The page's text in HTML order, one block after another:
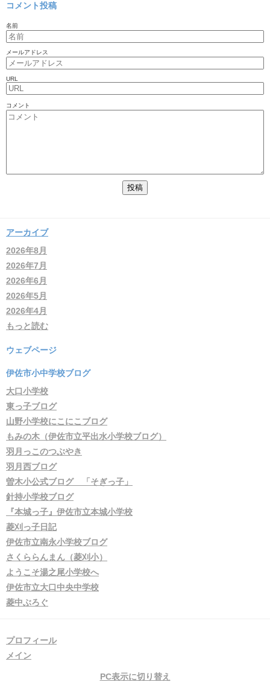
コメント投稿
名前
メールアドレス
URL
コメント
アーカイブ
2026年8月
2026年7月
2026年6月
2026年5月
2026年4月
もっと読む
ウェブページ
伊佐市小中学校ブログ
大口小学校
東っ子ブログ
山野小学校にこにこブログ
もみの木（伊佐市立平出水小学校ブログ）
羽月っこのつぶやき
羽月西ブログ
曽木小公式ブログ 「そぎっ子」
針持小学校ブログ
『本城っ子』伊佐市立本城小学校
菱刈っ子日記
伊佐市立南永小学校ブログ
さくららんまん（菱刈小）
ようこそ湯之尾小学校へ
伊佐市立大口中央中学校
菱中ぶろぐ
プロフィール
メイン
PC表示に切り替え